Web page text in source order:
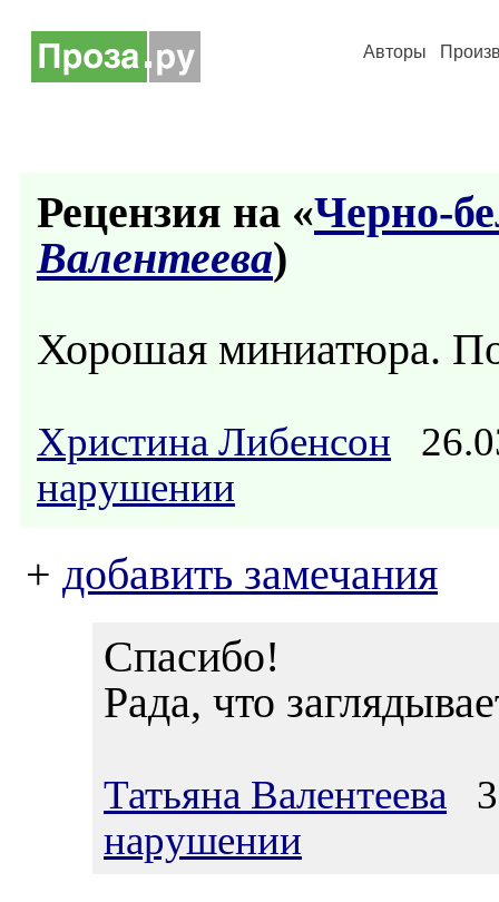
Авторы
Рецензия на «Черно-
Валентеева)
Хорошая миниатюра.
Христина Либенсон
нарушении
+ добавить замечания
Спасибо!
Рада, что
Татьяна Валентеева
нарушении